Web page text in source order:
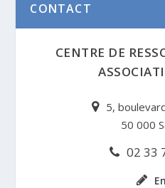
CONTACT
CENTRE DE
5,
50 000
02 33